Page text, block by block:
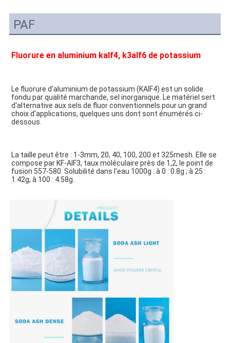
PAF
Fluorure en aluminium kalf4, k3alf6 de potassium
Le fluorure d'aluminium de potassium (KAlF4) est un solide
fondu par qualité marchande, sel inorganique. Le matériel sert
d'alternative aux sels de fluor conventionnels pour un grand
choix d'applications, quelques uns dont sont énumérés ci-
dessous.
La taille peut être : 1-3mm, 20, 40, 100, 200 et 325mesh. Elle se
compose par KF-AlF3, taux moléculaire près de 1,2, le point de
fusion 557-580. Solubilité dans l'eau 1000g : à 0 : 0.8g ; à 25 :
1.42g, à 100 : 4.58g.